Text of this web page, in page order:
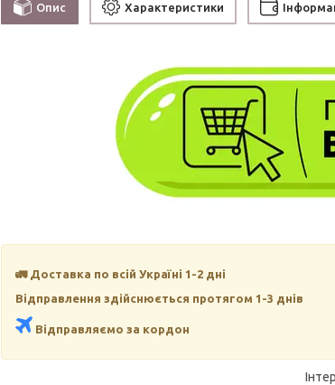
Опис Характеристики
🚛 Доставка по всій Україні 1-2 дні
Відправлення здійснюється протягом 1-3 днів
Відправляємо за кордон